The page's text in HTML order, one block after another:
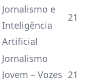
Jornalismo e
Inteligência
Artificial
21
Jornalismo
Jovem – Vozes 21